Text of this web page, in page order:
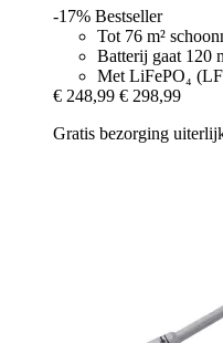
-17% Bestseller
Tot 76 m²
Batterij gaat 120
Met LiFePO₄
€ 248,99 € 298,99
Gratis bezorging